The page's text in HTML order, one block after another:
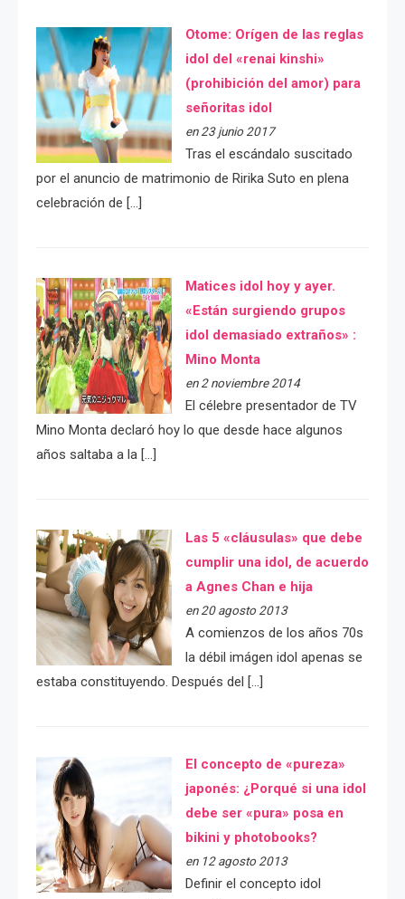
Otome: Orígen de las reglas
idol del «renai kinshi»
(prohibición del amor) para
señoritas idol
en 23 junio 2017
Tras el escándalo suscitado
por el anuncio de matrimonio de Ririka Suto en plena
celebración de […]
Matices idol hoy y ayer.
«Están surgiendo grupos
idol demasiado extraños» :
Mino Monta
en 2 noviembre 2014
El célebre presentador de TV
Mino Monta declaró hoy lo que desde hace algunos
años saltaba a la […]
Las 5 «cláusulas» que debe
cumplir una idol, de acuerdo
a Agnes Chan e hija
en 20 agosto 2013
A comienzos de los años 70s
la débil imágen idol apenas se
estaba constituyendo. Después del […]
El concepto de «pureza»
japonés: ¿Porqué si una idol
debe ser «pura» posa en
bikini y photobooks?
en 12 agosto 2013
Definir el concepto idol